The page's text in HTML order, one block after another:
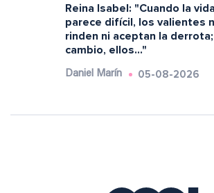
Reina Isabel: "Cuando la
parece difícil, los valientes
rinden ni aceptan la
cambio, ellos..."
Daniel Marín 05-08-2026